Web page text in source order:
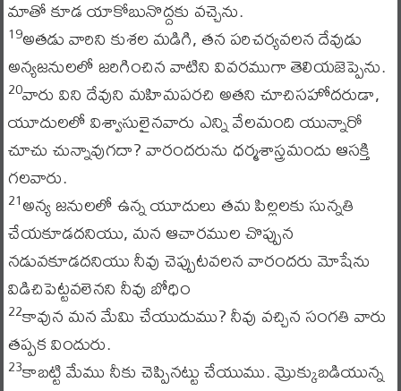
మాతో కూడ యాకోబునొద్దకు వచ్చెను.
19అతడు వారిని కుశల మడిగి, తన పరిచర్యవలన దేవుడు
అన్యజనులలో జరిగించిన వాటిని వివరముగా తెలియజెప్పెను.
20వారు విని దేవుని మహిమపరచి అతని చూచిసహోదరుడా,
యూదులలో విశ్వాసులైనవారు ఎన్ని వేలమంది యున్నారో
చూచు చున్నావుగదా? వారందరును ధర్మశాస్త్రమందు ఆసక్తి
గలవారు.
21అన్య జనులలో ఉన్న యూదులు తమ పిల్లలకు సున్నతి
చేయకూడదనియు, మన ఆచారముల చొప్పున
నడువకూడదనియు నీవు చెప్పుటవలన వారందరు మోషేను
విడిచిపెట్టవలెనని నీవు బోధిం
22కావున మన మేమి చేయుదుము? నీవు వచ్చిన సంగతి వారు
తప్పక విందురు.
23కాబట్టి మేము నీకు చెప్పినట్టు చేయుము. మ్రొక్కుబడియున్న